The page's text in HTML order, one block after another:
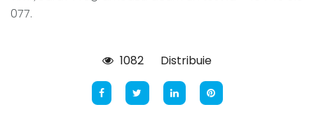
077.
1082 Distribuie